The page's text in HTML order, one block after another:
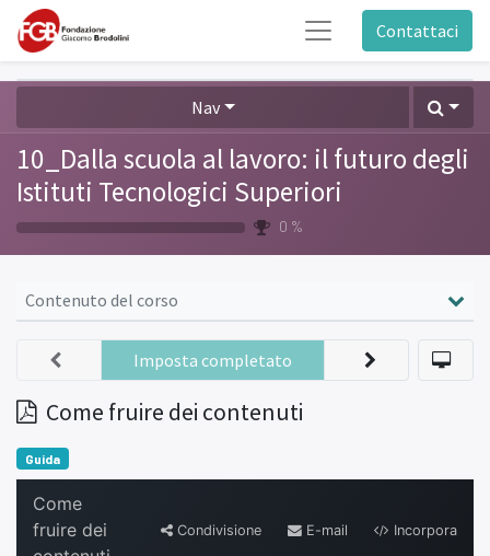
Contattaci
Nav
10_Dalla scuola al lavoro: il futuro degli
Istituti Tecnologici Superiori
0 %
Contenuto del corso
Come fruire dei contenuti
Imposta completato
Guida